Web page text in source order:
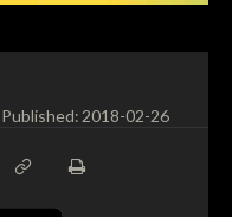
Published:2018-02-26